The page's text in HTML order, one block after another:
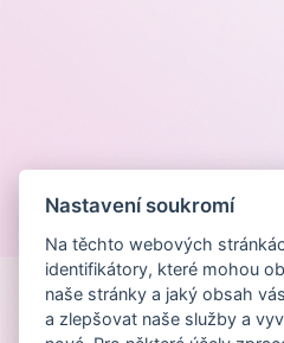
Nastavení soukromí
Na těchto webových
identifikátory, které mohou
naše stránky a jaký obsah
a zlepšovat naše služby a